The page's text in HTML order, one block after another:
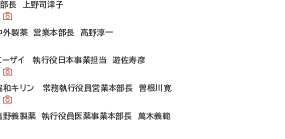
部長 上野司津子
中外製薬 営業本部長 髙野淳一
エーザイ 執行役日本事業担当 遊佐寿彦
協和キリン 常務執行役員営業本部長 曽根川寛
塩野義製薬 執行役員医薬事業本部長 萬木義範